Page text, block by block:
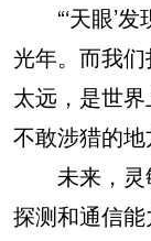
“‘天眼’发
光年。而我
太远，是世
不敢涉猎的地
未来，灵
探测和通信